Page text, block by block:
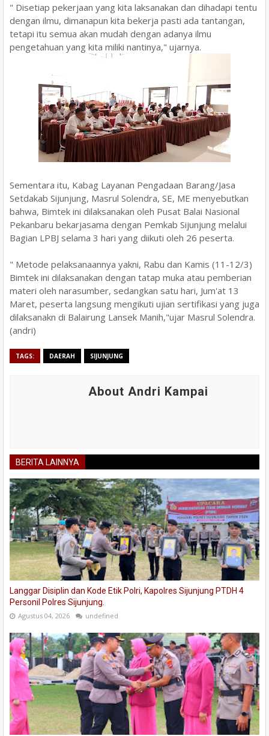
" Disetiap pekerjaan yang kita laksanakan dan dihadapi tentu
dengan ilmu, dimanapun kita bekerja pasti ada tantangan,
tetapi itu semua akan mudah dengan adanya ilmu
pengetahuan yang kita miliki nantinya," ujarnya.
Sementara itu, Kabag Layanan Pengadaan Barang/Jasa
Setdakab Sijunjung, Masrul Solendra, SE, ME menyebutkan
bahwa, Bimtek ini dilaksanakan oleh Pusat Balai Nasional
Pekanbaru bekarjasama dengan Pemkab Sijunjung melalui
Bagian LPBJ selama 3 hari yang diikuti oleh 26 peserta.
" Metode pelaksanaannya yakni, Rabu dan Kamis (11-12/3)
Bimtek ini dilaksanakan dengan tatap muka atau pemberian
materi oleh narasumber, sedangkan satu hari, Jum'at 13
Maret, peserta langsung mengikuti ujian sertifikasi yang juga
dilaksanakn di Balairung Lansek Manih,"ujar Masrul Solendra.
(andri)
TAGS: DAERAH SIJUNJUNG
About Andri Kampai
BERITA LAINNYA
Langgar Disiplin dan Kode Etik Polri, Kapolres Sijunjung PTDH 4
Personil Polres Sijunjung.
Agustus 04, 2026 undefined